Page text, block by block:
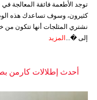
توجد الأطعمة فائقة المعالجة
كثيرون، وسوف تساعدك هذه
نشتري المثلجات أنها تتكون من
إلى �... المزيد
أحدث إطلالات كارمن